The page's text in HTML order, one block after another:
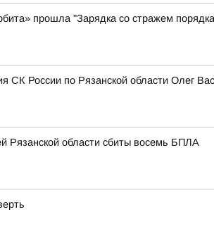
прошла "Зарядка со стражем
СК России по Рязанской области Олег
Рязанской области сбиты восемь БПЛА